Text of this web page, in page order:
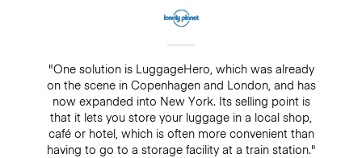
"One solution is LuggageHero, which was already
on the scene in Copenhagen and London, and has
now expanded into New York. Its selling point is
that it lets you store your luggage in a local shop,
café or hotel, which is often more convenient than
having to go to a storage facility at a train station."